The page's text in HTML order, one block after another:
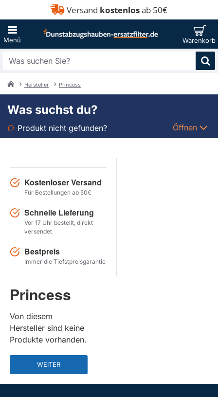
Versand kostenlosab 50€
Was
Sie?
Hersteller Princess
Was suchst du?
Produkt nicht gefunden? Öffnen
PRODUKTE ANZEIGEN
Kostenloser Versand
Für Bestellungen ab 50€
Schnelle Lieferung
Vor 17 Uhr bestellt, direkt
versendet
Bestpreis
Immer die Tiefstpreisgarantie
Princess
Von diesem
Hersteller sind keine
Produkte vorhanden.
WEITER